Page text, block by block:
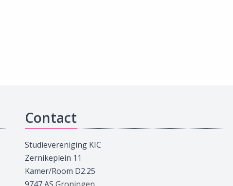
Contact
Studievereniging KIC
Zernikeplein 11
Kamer/Room D2.25